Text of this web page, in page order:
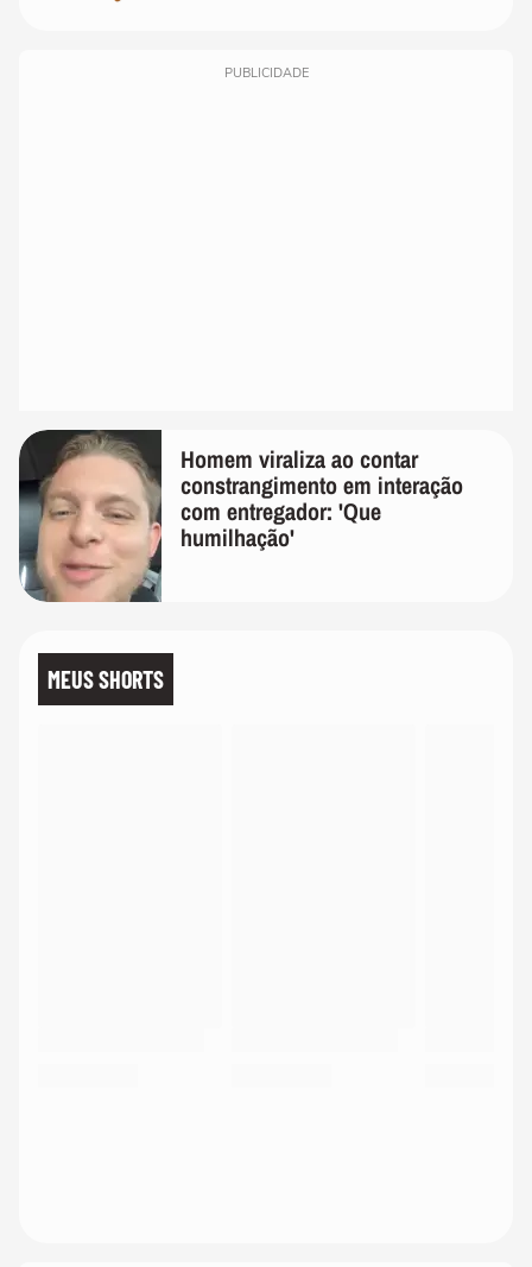
PUBLICIDADE
Homem viraliza ao contar
constrangimento em interação
com entregador: 'Que
humilhação'
MEUS SHORTS